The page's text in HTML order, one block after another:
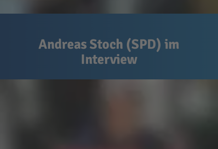
Andreas Stoch (SPD) im
Interview